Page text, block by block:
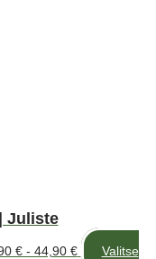
Juliste
€ - 44,90 €
Valitse